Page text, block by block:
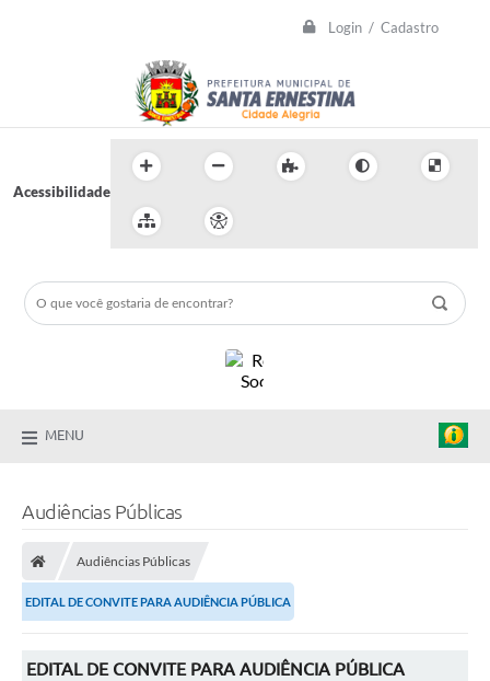
Login / Cadastro
Acessibilidade
MENU
Audiências Públicas
Audiências Públicas
EDITAL DE CONVITE PARA AUDIÊNCIA PÚBLICA
EDITAL DE CONVITE PARA AUDIÊNCIA PÚBLICA